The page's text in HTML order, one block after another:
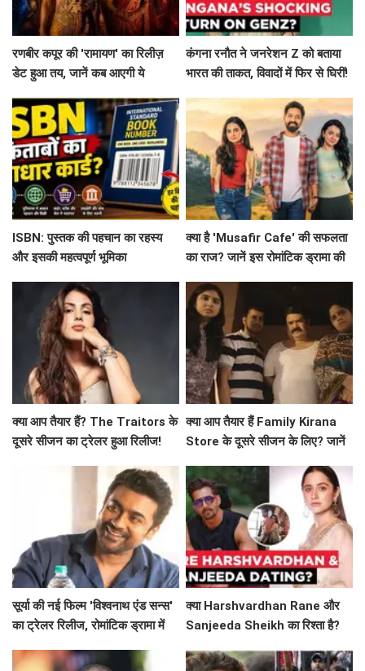
रणबीर कपूर की 'रामायण' का रिलीज़
डेट हुआ तय, जानें कब आएगी ये
कंगना रनौत ने जनरेशन Z को बताया
भारत की ताकत, विवादों में फिर से घिरीं!
ISBN: पुस्तक की पहचान का रहस्य
और इसकी महत्वपूर्ण भूमिका
क्या है 'Musafir Cafe' की सफलता
का राज? जानें इस रोमांटिक ड्रामा की
क्या आप तैयार हैं? The Traitors के
दूसरे सीजन का ट्रेलर हुआ रिलीज!
क्या आप तैयार हैं Family Kirana
Store के दूसरे सीजन के लिए? जानें
सूर्या की नई फिल्म 'विश्वनाथ एंड सन्स'
का ट्रेलर रिलीज, रोमांटिक ड्रामा में
क्या Harshvardhan Rane और
Sanjeeda Sheikh का रिश्ता है?